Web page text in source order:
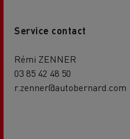
Service contact
Rémi ZENNER
03 85 42 48 50
r.zenner@autobernard.com